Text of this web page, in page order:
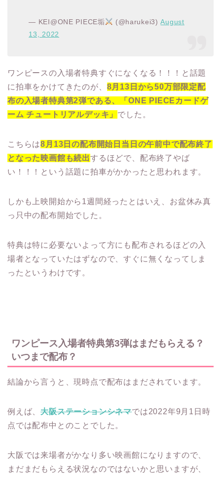
— KEI@ONE PIECE垢 (@harukei3)August
13, 2022
ワンピースの入場者特典すぐになくなる！！！と話題
に拍車をかけてきたのが、 8月13日から50万部限定配
布の入場者特典第2弾である、「ONE PIECEカードゲ
ーム チュートリアルデッキ」 でした。
こちらは8月13日の配布開始日当日の午前中で配布終了
となった映画館も続出するほどで、配布終了やば
い！！！という話題に拍車がかかったと思われます。
しかも上映開始から1週間経ったとはいえ、お盆休み真
っ只中の配布開始でした。
特典は特に必要ないよって方にも配布されるほどの入
場者となっていたはずなので、すぐに無くなってしま
ったというわけです。
ワンピース入場者特典第3弾はまだもらえる？
いつまで配布？
結論から言うと、現時点で配布はまだされています。
例えば、大阪ステーションシネマでは2022年9月1日時
点では配布中とのことでした。
大阪では来場者がかなり多い映画館になりますので、
まだまだもらえる状況なのではないかと思いますが、